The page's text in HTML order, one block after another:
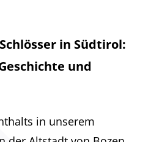
in Südtirol:
und
in unserem